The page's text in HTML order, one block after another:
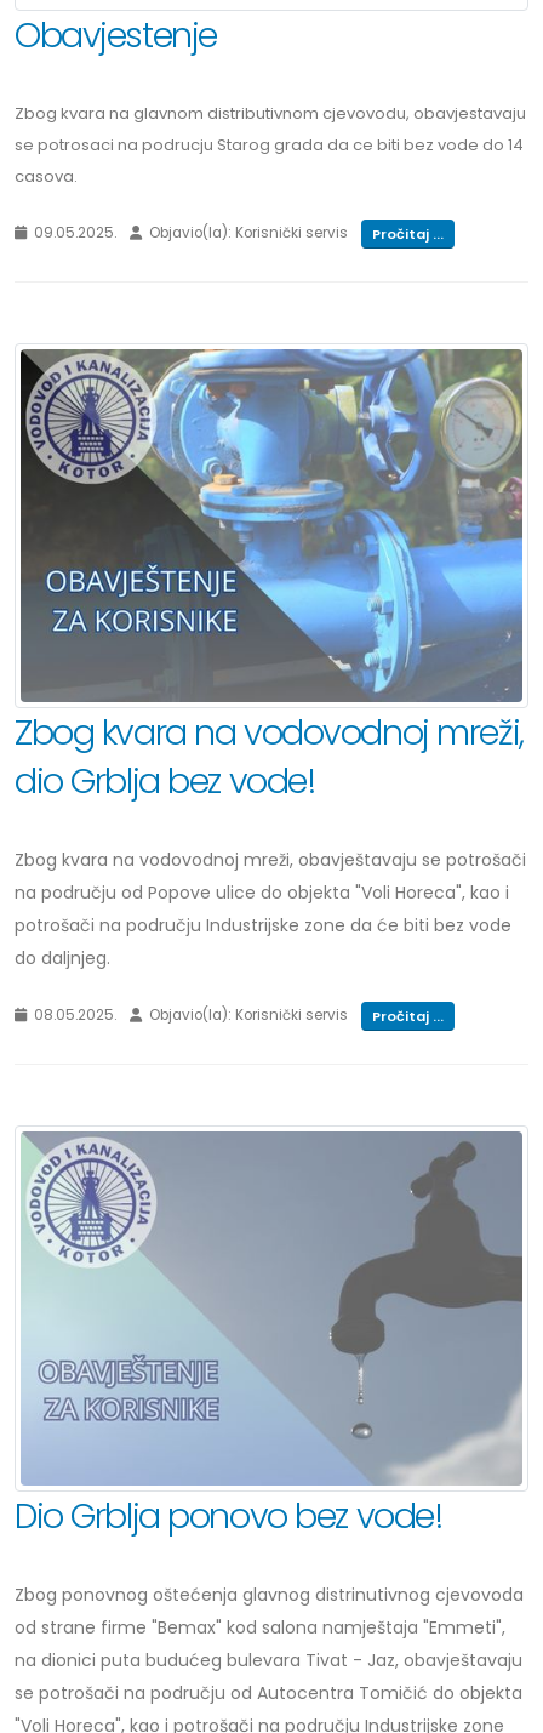
Obavjestenje
Zbog kvara na glavnom distributivnom cjevovodu, obavjestavaju
se potrosaci na podrucju Starog grada da ce biti bez vode do 14
casova.
09.05.2025. Objavio(la): Korisnički servis Pročitaj ...
Zbog kvara na vodovodnoj mreži,
dio Grblja bez vode!
Zbog kvara na vodovodnoj mreži, obavještavaju se potrošači
na području od Popove ulice do objekta "Voli Horeca", kao i
potrošači na području Industrijske zone da će biti bez vode
do daljnjeg.
08.05.2025. Objavio(la): Korisnički servis Pročitaj ...
Dio Grblja ponovo bez vode!
Zbog ponovnog oštećenja glavnog distrinutivnog cjevovoda
od strane firme "Bemax" kod salona namještaja "Emmeti",
na dionici puta budućeg bulevara Tivat - Jaz, obavještavaju
se potrošači na području od Autocentra Tomičić do objekta
"Voli Horeca", kao i potrošači na području Industrijske zone